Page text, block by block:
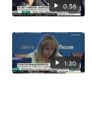
0:56
1:30